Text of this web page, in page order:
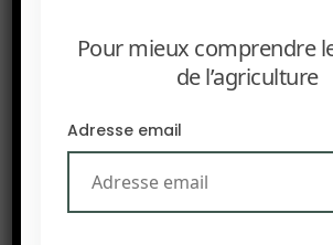
Pour mieux comprendre
de l’agriculture
Adresse email